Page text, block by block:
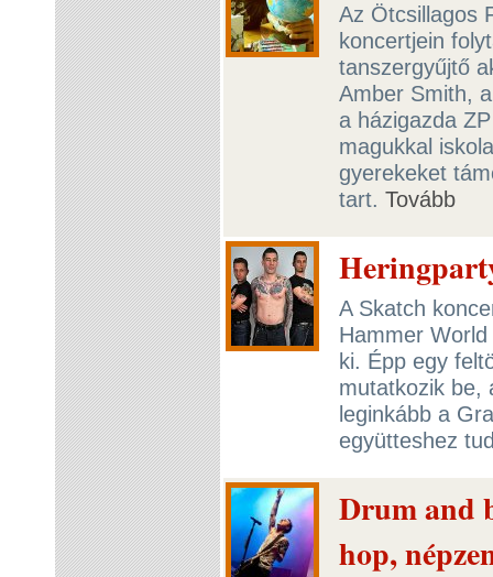
Az Ötcsillagos
koncertjein
tanszergyűjtő
Amber Smith,
a házigazda
magukkal
gyerekeket
tart. Tovább
A Skatch
Hammer
ki. Épp egy
mutatkozik be,
leginkább a
együtteshez
Drum and
hop,